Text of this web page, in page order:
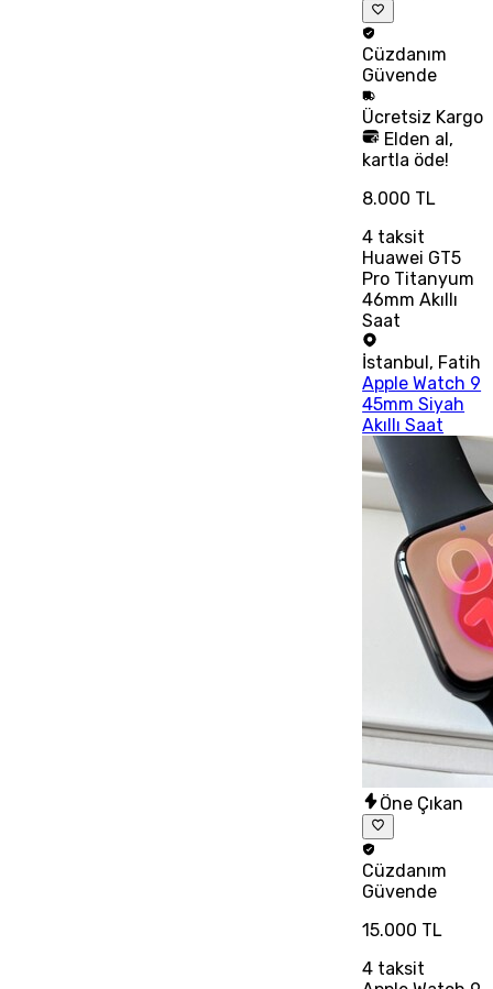
Cüzdanım
Güvende
Ücretsiz Kargo
Elden al,
kartla öde!
8.000 TL
4 taksit
Huawei GT5
Pro Titanyum
46mm Akıllı
Saat
İstanbul , Fatih
Apple Watch 9
45mm Siyah
Akıllı Saat
Öne Çıkan
Cüzdanım
Güvende
15.000 TL
4 taksit